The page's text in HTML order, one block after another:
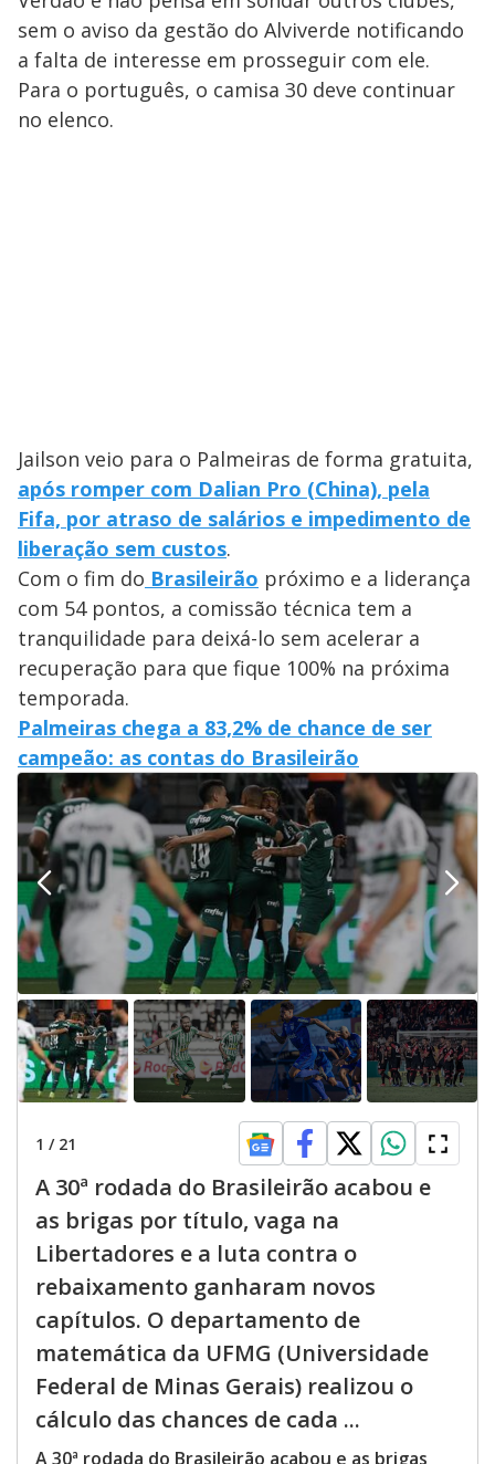
sem o aviso da gestão do Alviverde notificando
a falta de interesse em prosseguir com ele.
Para o português, o camisa 30 deve continuar
no elenco.
Jailson veio para o Palmeiras de forma gratuita,
após romper com Dalian Pro (China), pela
Fifa, por atraso de salários e impedimento de
liberação sem custos.
Com o fim do Brasileirão próximo e a liderança
com 54 pontos, a comissão técnica tem a
tranquilidade para deixá-lo sem acelerar a
recuperação para que fique 100% na próxima
temporada.
Palmeiras chega a 83,2% de chance de ser
campeão: as contas do Brasileirão
1 / 21
A 30ª rodada do Brasileirão acabou e
as brigas por título, vaga na
Libertadores e a luta contra o
rebaixamento ganharam novos
capítulos. O departamento de
matemática da UFMG (Universidade
Federal de Minas Gerais) realizou o
cálculo das chances de cada ...
A 30ª rodada do Brasileirão acabou e as brigas